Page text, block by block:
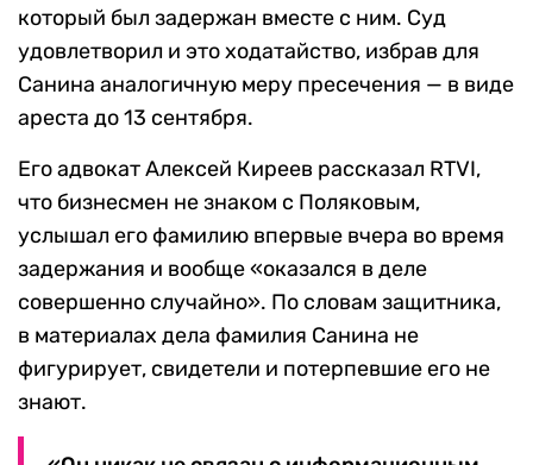
который был задержан вместе с ним. Суд
удовлетворил и это ходатайство, избрав для
Санина аналогичную меру пресечения — в виде
ареста до 13 сентября.
Его адвокат Алексей Киреев рассказал RTVI,
что бизнесмен не знаком с Поляковым,
услышал его фамилию впервые вчера во время
задержания и вообще «оказался в деле
совершенно случайно». По словам защитника,
в материалах дела фамилия Санина не
фигурирует, свидетели и потерпевшие его не
знают.